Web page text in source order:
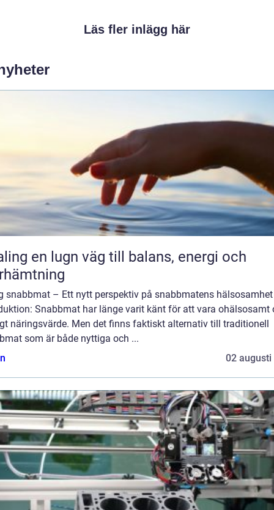
Läs fler inlägg här
balans, energi och
snabbmat – Ett nytt perspektiv på snabbmatens hälsosamhet
Snabbmat har länge varit känt för att vara ohälsosamt
näringsvärde. Men det finns faktiskt alternativ till traditionell
som är både nyttiga och ...
02 augusti